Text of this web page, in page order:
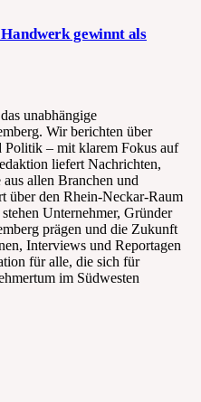
gewinnt als
unabhängige
Wir berichten über
Politik – mit klarem Fokus auf
liefert Nachrichten,
allen Branchen und
über den Rhein-Neckar-Raum
Unternehmer, Gründer
prägen und die Zukunft
Interviews und Reportagen
für alle, die sich für
im Südwesten